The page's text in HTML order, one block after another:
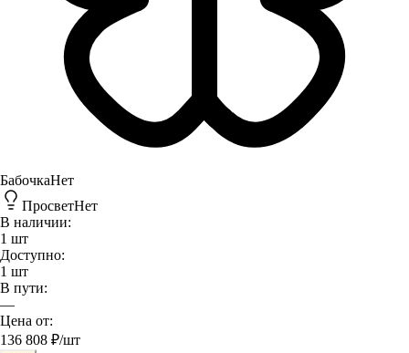
БабочкаНет
ПросветНет
В наличии:
1 шт
Доступно:
1 шт
В пути:
—
Цена от:
136 808 ₽/шт